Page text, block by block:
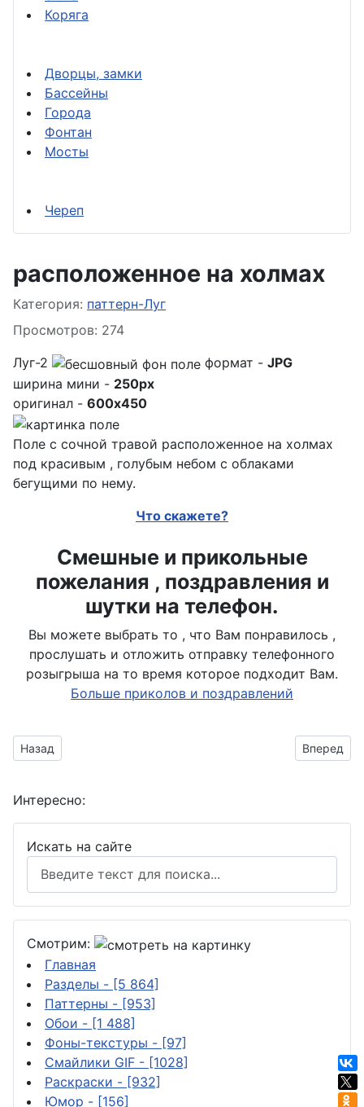
Коряга
Дворцы, замки
Бассейны
Города
Фонтан
Мосты
Череп
расположенное на холмах
Информация о материале
Категория: паттерн-Луг
Просмотров: 274
Луг-2
формат - JPG
ширина мини - 250px
оригинал - 600x450
Поле с сочной травой расположенное на холмах
под красивым , голубым небом с облаками
бегущими по нему.
Что скажете?
Смешные и прикольные
пожелания , поздравления и
шутки на телефон.
Вы можете выбрать то , что Вам понравилось ,
прослушать и отложить отправку телефонного
розыгрыша на то время которое подходит Вам.
Больше приколов и поздравлений
Предыдущий материал: Яркие , солнечные лучи
Назад Вперед
Интересно:
Искать на сайте
Смотрим:
Главная
Разделы - [5 864]
Паттерны - [953]
Обои - [1 488]
Фоны-текстуры - [97]
Смайлики GIF - [1028]
Раскраски - [932]
Юмор - [156]